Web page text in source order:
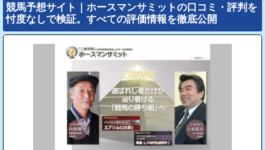
競馬予想サイト｜ホースマンサミットの口コミ・評判を
忖度なしで検証。すべての評価情報を徹底公開